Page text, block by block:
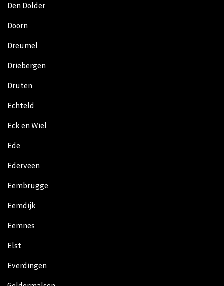
Den Dolder
Doorn
Dreumel
Driebergen
Druten
Echteld
Eck en Wiel
Ede
Ederveen
Eembrugge
Eemdijk
Eemnes
Elst
Everdingen